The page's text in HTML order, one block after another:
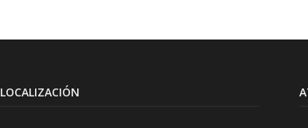
LOCALIZACIÓN